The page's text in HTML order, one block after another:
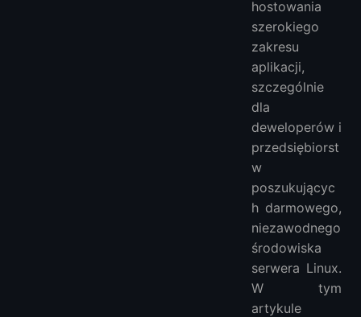
hostowania
szerokiego
zakresu
aplikacji,
szczególnie
dla
deweloperów i
przedsiębiorst
w
poszukującyc
h darmowego,
niezawodnego
środowiska
serwera Linux.
W tym
artykule